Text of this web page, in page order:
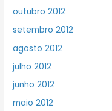
outubro 2012
setembro 2012
agosto 2012
julho 2012
junho 2012
maio 2012